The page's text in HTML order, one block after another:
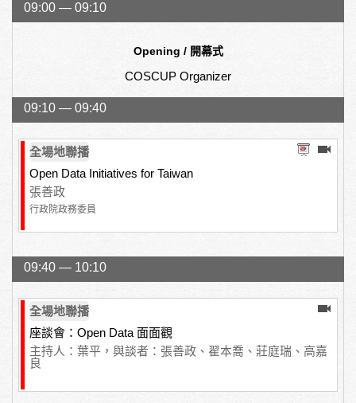
09:00 — 09:10
Opening / 開幕式
COSCUP Organizer
09:10 — 09:40
全場地聯播
Open Data Initiatives for Taiwan
張善政
行政院政務委員
09:40 — 10:10
全場地聯播
座談會：Open Data 面面觀
主持人：葉平，與談者：張善政、翟本喬、莊庭瑞、高嘉
良